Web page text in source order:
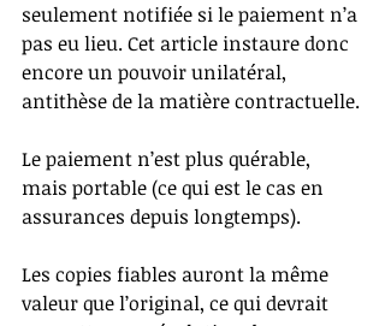
seulement notifiée si le paiement n’a
pas eu lieu. Cet article instaure donc
encore un pouvoir unilatéral,
antithèse de la matière contractuelle.
Le paiement n’est plus quérable,
mais portable (ce qui est le cas en
assurances depuis longtemps).
Les copies fiables auront la même
valeur que l’original, ce qui devrait